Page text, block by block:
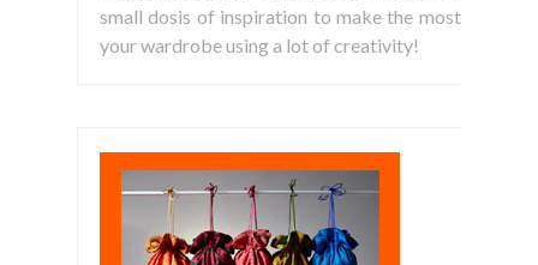
small dosis of inspiration to make the most of
your wardrobe using a lot of creativity!